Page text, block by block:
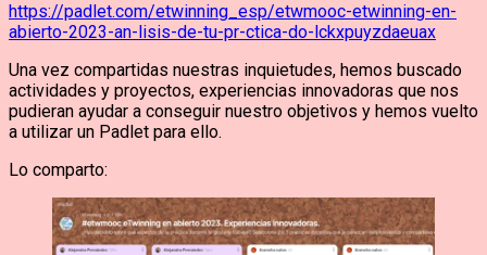
https://padlet.com/etwinning_esp/etwmooc-etwinning-en-
abierto-2023-an-lisis-de-tu-pr-ctica-do-lckxpuyzdaeuax
Una vez compartidas nuestras inquietudes, hemos buscado
actividades y proyectos, experiencias innovadoras que nos
pudieran ayudar a conseguir nuestro objetivos y hemos vuelto
a utilizar un Padlet para ello.
Lo comparto: